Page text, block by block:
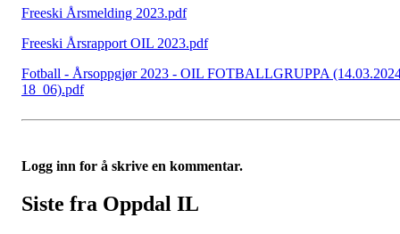
Freeski Årsmelding 2023.pdf
Freeski Årsrapport OIL 2023.pdf
Fotball - Årsoppgjør 2023 - OIL FOTBALLGRUPPA
18_06).pdf
Logg inn for å skrive en kommentar.
Siste fra Oppdal IL